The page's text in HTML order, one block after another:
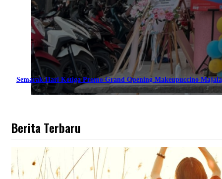
Semarak Hari Ketiga Promo Grand Opening Makeupuccino
Berita Terbaru